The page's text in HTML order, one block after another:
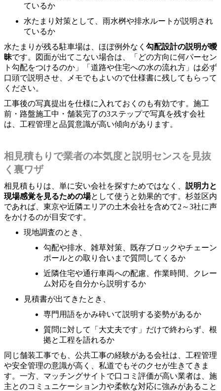
ているか
水たまり対策として、雨水桝や排水ルートが説明され
ているか
水たまりが残る駐車場は、ほぼ例外なく 勾配設計の説明が曖
昧です。図面が出てこない場合は、「どの方向に何パーセン
ト勾配をつけるのか」「道路や住宅への水の流れ方」は必ず
口頭で説明させ、メモでもよいので仕様書に残してもらって
ください。
工事後の写真提出を仕様に入れておくのも有効です。施工
前・路盤施工中・舗装完了の3ステップで写真を残す会社
は、工程管理と品質意識が高い傾向があります。
相見積もりで業者の本気度と説明センスを見抜
く裏ワザ
相見積もりは、単に安い会社を探すためではなく、 説明力と
現場感覚を見るための場として使うと効果的です。杉並区内
であれば、東京や近隣エリアの土木会社を含めて2～3社に声
をかけるのが目安です。
現地調査のとき、
勾配や排水、雑草対策、既存ブロックやチェーン
ポールとの取り合いまで質問してくるか
近隣住宅や通行車両への配慮、作業時間、クレー
ム対応を自分から説明するか
見積書が出てきたとき、
専門用語をかみ砕いて説明する姿勢があるか
質問に対して「大丈夫です」だけで終わらず、根
拠と工程を語れるか
同じ舗装工事でも、公共工事の経験がある会社は、工程管理
や安全管理の意識が高く、私道でもそのクセが生きてきま
す。一方、マッチングサイトで口コミ評価が高い業者は、施
主とのコミュニケーション力や柔軟な対応に強みがあること